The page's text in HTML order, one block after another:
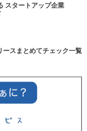
スタートアップ企業
ースまとめてチェック一覧